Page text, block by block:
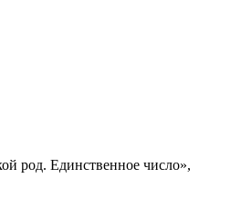
род. Единственное число»,